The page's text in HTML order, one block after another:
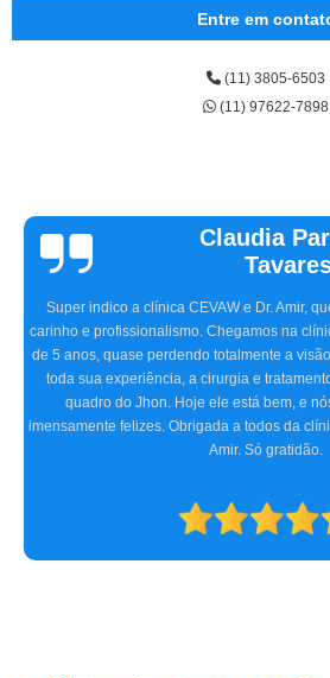
Entre em
(11) 3805-6503
(11) 97622-7898
Vinicius
Sallinas
preocupados porque frequentemente nosso
irritado, às vezes quase fechado. O Doutor
detectou o problema, receitou os remédios
procedimentos cirúrgicos com
acompanhamento foram ótimos desde a
operatório. Indicamos a clínica para
especialidade que